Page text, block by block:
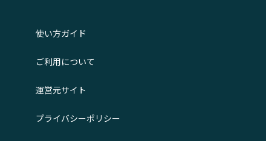
使い方ガイド
ご利用について
運営元サイト
プライバシーポリシー